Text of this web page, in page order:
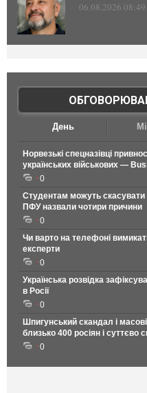
06.08.2026 08:49
День
Норвезькі спецназівці
українських військових —
0
Студентам можуть скасувати
ПФУ назвали чотири причини
0
Чи варто на телефонi
експерти
0
Українська розвідка
в Росії
0
Шпигунський скандал і
близько 400 росіян і
0